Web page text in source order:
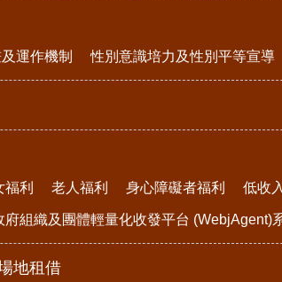
運作機制 性別意識培力及性別平等宣導
福利 老人福利 身心障礙者福利 低收
府組織及團體輕量化收發平台 (WebjAgent)
地租借